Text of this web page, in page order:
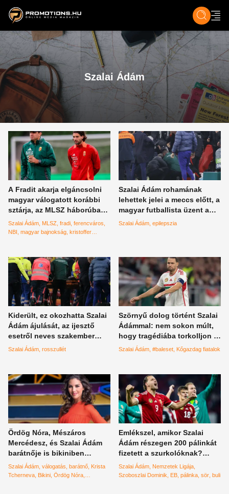
ZENE, FILM & KULT ÉLET TECH &
Szalai Ádám
A Fradit akarja elgáncsolni
magyar válogatott korábbi
sztárja, az MLSZ háborúba
kezd Kubatovék ellen
Szalai Ádám MLSZ fradi ferencváros
NBI magyar bajnokság kristoffer
Szalai Ádám rohamának
lehettek jelei a meccs előtt, a
magyar futballista üzent a
szurkolóknak
Szalai Ádám epilepszia
Kiderült, ez okozhatta Szalai
Ádám ájulását, az ijesztő
esetről neves szakember
nyilatkozott
Szalai Ádám rosszullét
Szörnyű dolog történt Szalai
Ádámmal: nem sokon múlt,
hogy tragédiába torkolljon a
"kőgazdag fiatal"
Szalai Ádám #baleset Kőgazdag fiatalok
Ördög Nóra, Mészáros
Mercédesz, és Szalai Ádám
barátnője is bikiniben
csavarta el a pasik fejét –
Nézz körbe, hogy melyikük
Szalai Ádám válogatás barátnő Krista
Tcherneva Bikini Ördög Nóra
Emlékszel, amikor Szalai
Ádám részegen 200 pálinkát
fizetett a szurkolóknak?
Most Szoboszlai Dominik
csapolta a sört
Szalai Ádám Nemzetek Ligája
Szoboszlai Dominik
EB pálinka sör buli